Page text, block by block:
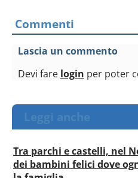
Commenti
Lascia un commento
Devi fare login per poter
Leggi anche
Tra parchi e castelli, nel
dei bambini felici dove